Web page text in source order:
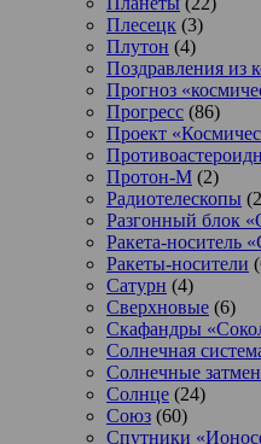
Плесецк (3)
Плутон (4)
Поздравления из
Прогноз
Прогресс (86)
Проект
Протон-М (2)
Радиотелескопы
Разгонный блок
Ракета-носитель
Ракеты-носители
Сатурн (4)
Сверхновые (6)
Скафандры
Солнечная
Солнечные
Солнце (24)
Союз (60)
Спутники